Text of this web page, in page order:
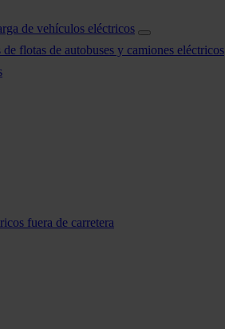
de vehículos eléctricos
flotas de autobuses y camiones eléctricos
fuera de carretera